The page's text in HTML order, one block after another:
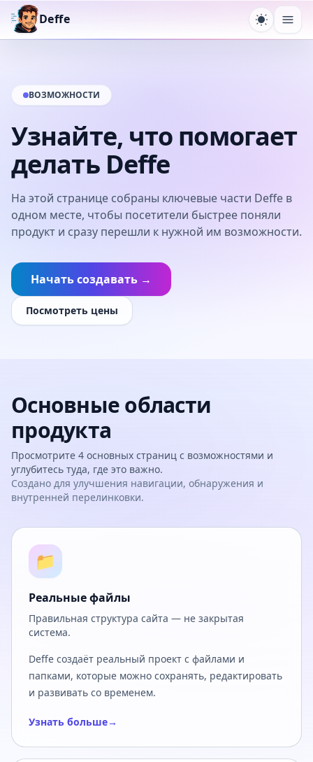
Deffe
ВОЗМОЖНОСТИ
Узнайте, что помогает
делать Deffe
На этой странице собраны ключевые части Deffe в
одном месте, чтобы посетители быстрее поняли
продукт и сразу перешли к нужной им возможности.
Начать создавать →
Посмотреть цены
Основные области
продукта
Просмотрите 4 основных страниц с возможностями и
углубитесь туда, где это важно.
Создано для улучшения навигации, обнаружения и
внутренней перелинковки.
📁
Реальные файлы
Правильная структура сайта — не закрытая
система.
Deffe создаёт реальный проект с файлами и
папками, которые можно сохранять, редактировать
и развивать со временем.
Узнать больше→